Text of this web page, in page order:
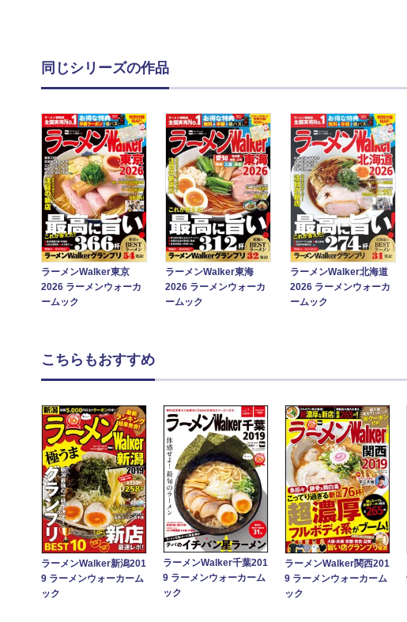
同じシリーズの作品
ラーメンWalker東京
2026 ラーメンウォーカ
ームック
ラーメンWalker東海
2026 ラーメンウォーカ
ームック
ラーメンWalker北海道
2026 ラーメンウォーカ
ームック
こちらもおすすめ
ラーメンWalker新潟201
9 ラーメンウォーカーム
ック
ラーメンWalker千葉201
9 ラーメンウォーカーム
ック
ラーメンWalker関西201
9 ラーメンウォーカーム
ック